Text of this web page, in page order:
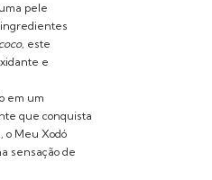
pele
, este
e
em um
que conquista
o Meu Xodó
sensação de